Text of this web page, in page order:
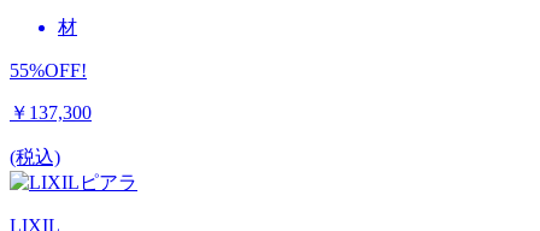
材
55%OFF!
￥137,300
(税込)
LIXIL